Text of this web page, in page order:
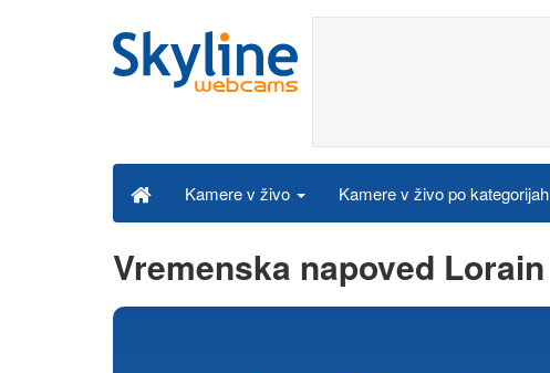
Kamere v živo Kamere v živo po kategorijah
Vremenska napoved Lorain